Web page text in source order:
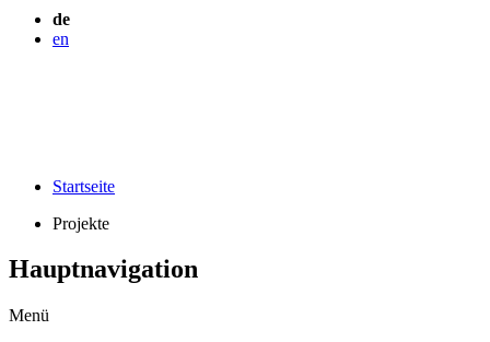
de
en
Startseite
Projekte
Hauptnavigation
Menü